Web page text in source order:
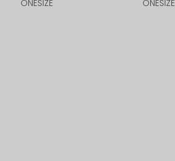
ONESIZE ONESIZE